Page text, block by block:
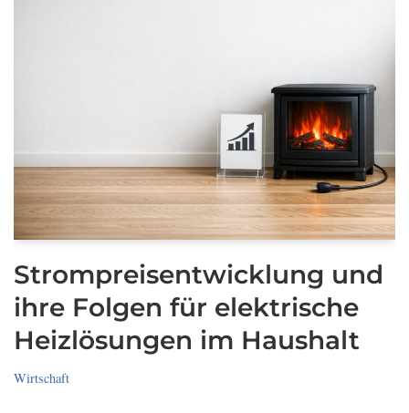
Strompreisentwicklung und
ihre Folgen für elektrische
Heizlösungen im Haushalt
Wirtschaft